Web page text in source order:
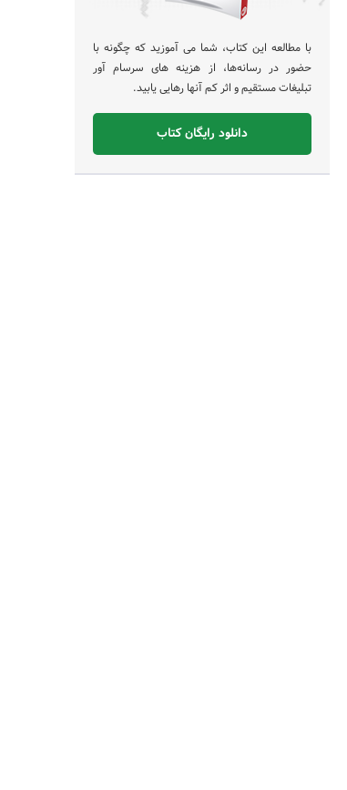
با مطالعه این کتاب، شما می آموزید که چگونه با
حضور در رسانه‌ها، از هزینه های سرسام آور
تبلیغات مستقیم و اثر کم آنها رهایی یابید.
دانلود رایگان کتاب